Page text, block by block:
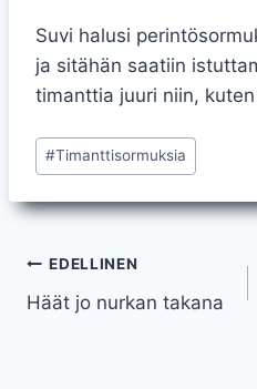
Suvi halusi
ja sitähän saatiin
timanttia juuri niin,
Avainsanat:
#Timanttisormuksia
Artikkelien
selaus
EDELLINEN
Häät jo nurkan takana